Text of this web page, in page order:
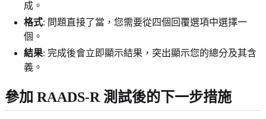
成。
格式: 問題直接了當，您需要從四個回覆選項中選擇一
個。
結果: 完成後會立即顯示結果，突出顯示您的總分及其含
義。
參加 RAADS-R 測試後的下一步措施